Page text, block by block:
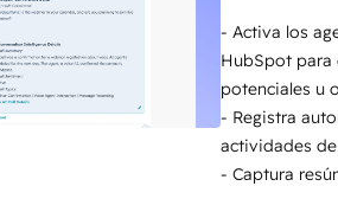
- Activa los
HubSpot para
potenciales u
- Registra
actividades
- Captura